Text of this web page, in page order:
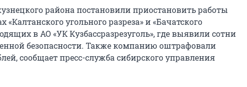
района постановили приостановить работы
угольного разреза» и «Бачатского
в АО «УК Кузбассразрезуголь», где выявили сотни
безопасности. Также компанию оштрафовали
сообщает пресс-служба сибирского управления